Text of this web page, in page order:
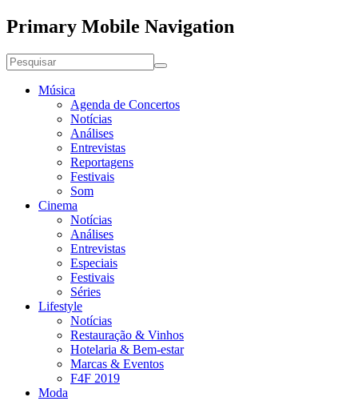
Primary Mobile Navigation
Música
Agenda de Concertos
Notícias
Análises
Entrevistas
Reportagens
Festivais
Som
Cinema
Notícias
Análises
Entrevistas
Especiais
Festivais
Séries
Lifestyle
Notícias
Restauração & Vinhos
Hotelaria & Bem-estar
Marcas & Eventos
F4F 2019
Moda